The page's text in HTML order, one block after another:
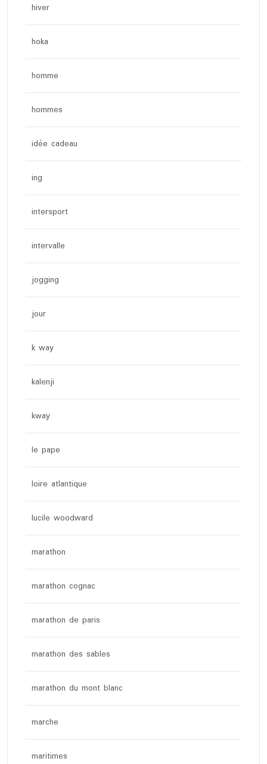
hiver
hoka
homme
hommes
idée cadeau
ing
intersport
intervalle
jogging
jour
k way
kalenji
kway
le pape
loire atlantique
lucile woodward
marathon
marathon cognac
marathon de paris
marathon des sables
marathon du mont blanc
marche
maritimes